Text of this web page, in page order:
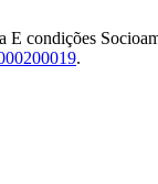
condições
.